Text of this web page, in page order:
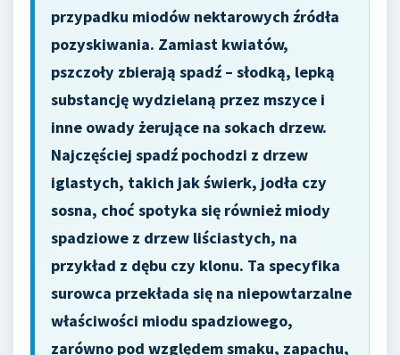
przypadku miodów nektarowych źródła
pozyskiwania. Zamiast kwiatów,
pszczoły zbierają spadź – słodką, lepką
substancję wydzielaną przez mszyce i
inne owady żerujące na sokach drzew.
Najczęściej spadź pochodzi z drzew
iglastych, takich jak świerk, jodła czy
sosna, choć spotyka się również miody
spadziowe z drzew liściastych, na
przykład z dębu czy klonu. Ta specyfika
surowca przekłada się na niepowtarzalne
właściwości miodu spadziowego,
zarówno pod względem smaku, zapachu,